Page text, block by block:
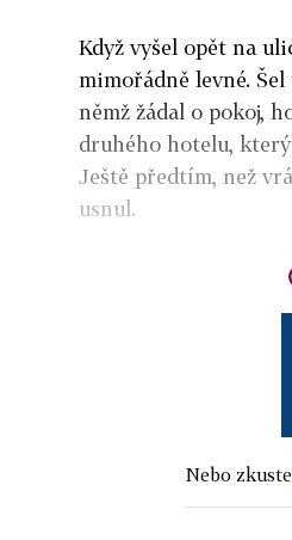
Když vyšel opět na
mimořádně levné.
němž žádal o pokoj,
druhého hotelu,
Ještě předtím, než
usnul.
Nebo zkuste